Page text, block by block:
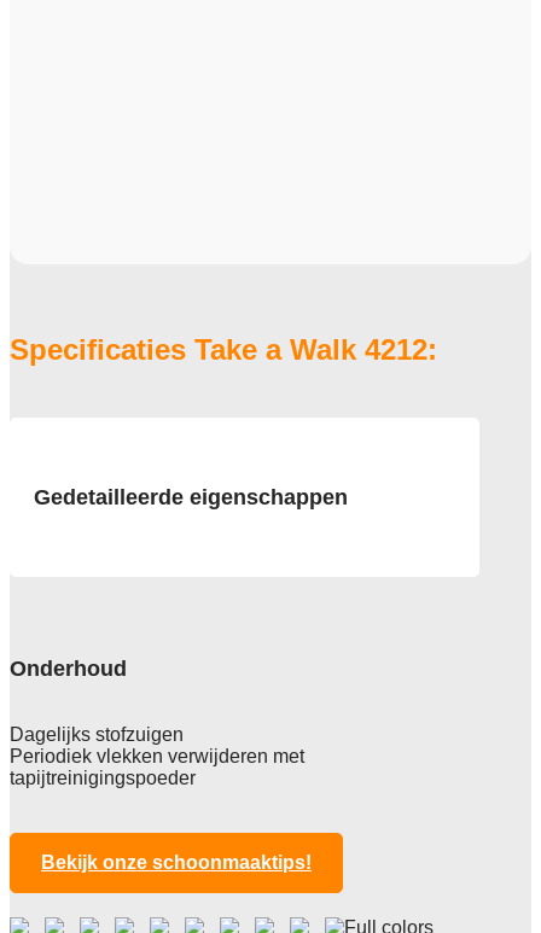
Specificaties Take a Walk 4212:
Gedetailleerde eigenschappen
100% Polyamide, gerenegeerd garen
Poolgewicht
650 gr/m2
Poolhoogte
Totale hoogte
Anti statisch
Onderhoud
Dagelijks stofzuigen
Periodiek vlekken verwijderen met
tapijtreinigingspoeder
Bekijk onze schoonmaaktips!